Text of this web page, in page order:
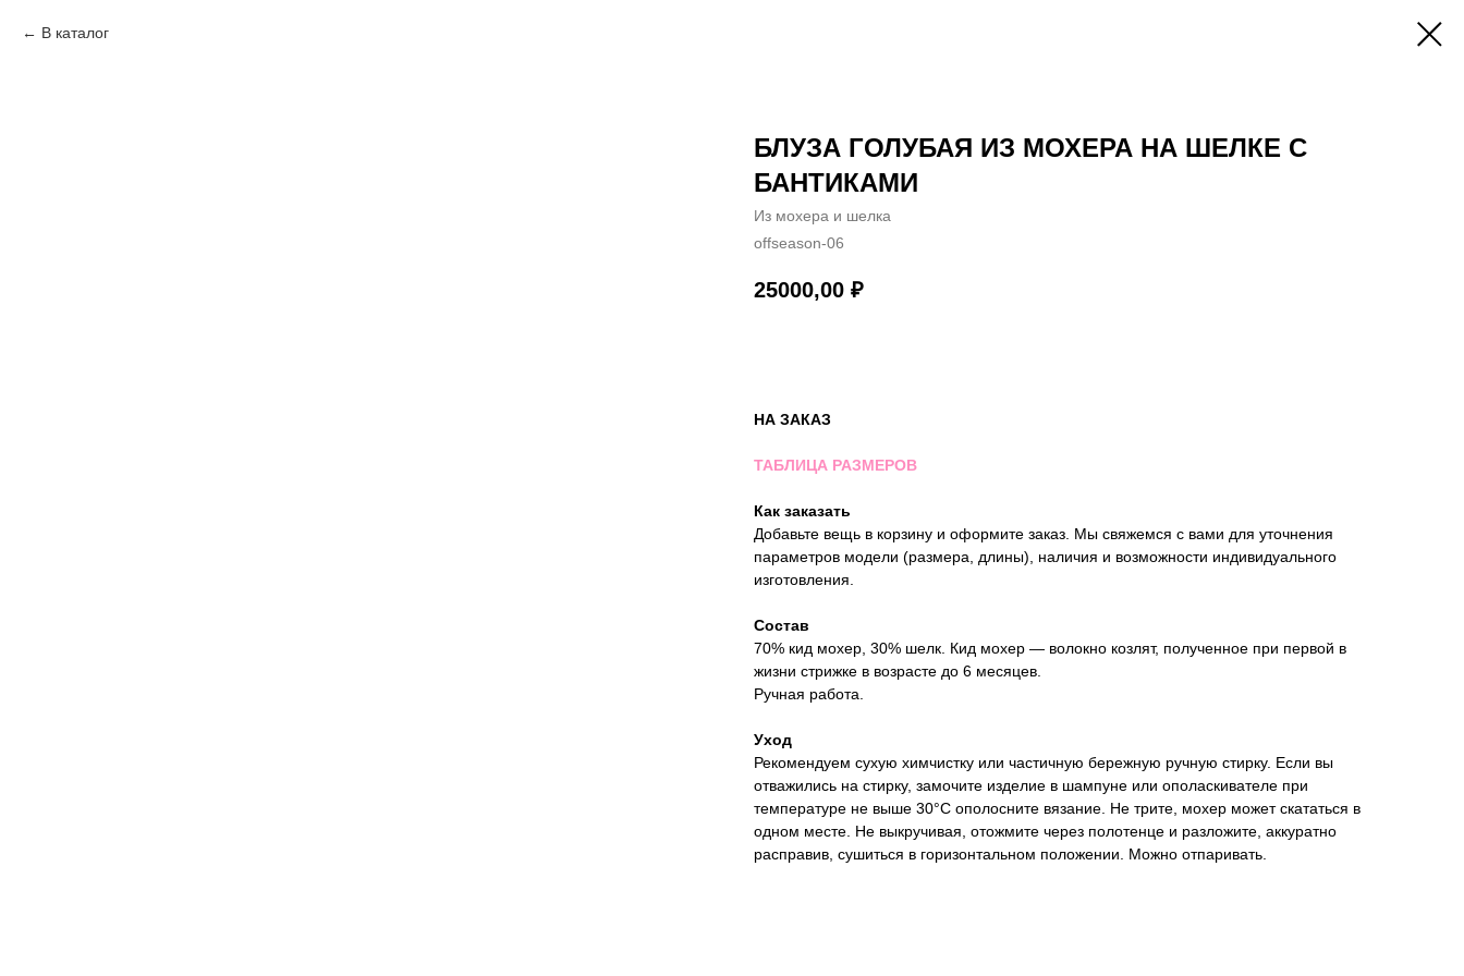
В каталог
БЛУЗА ГОЛУБАЯ ИЗ МОХЕРА НА ШЕЛКЕ С
БАНТИКАМИ
Из мохера и шелка
offseason-06
25000,00 ₽
НА ЗАКАЗ
ТАБЛИЦА РАЗМЕРОВ
Как заказать
Добавьте вещь в корзину и оформите заказ. Мы свяжемся с вами для уточнения
параметров модели (размера, длины), наличия и возможности индивидуального
изготовления.
Состав
70% кид мохер, 30% шелк. Кид мохер — волокно козлят, полученное при первой в
жизни стрижке в возрасте до 6 месяцев.
Ручная работа.
Уход
Рекомендуем сухую химчистку или частичную бережную ручную стирку. Если вы
отважились на стирку, замочите изделие в шампуне или ополаскивателе при
температуре не выше 30°C ополосните вязание. Не трите, мохер может скататься в
одном месте. Не выкручивая, отожмите через полотенце и разложите, аккуратно
расправив, сушиться в горизонтальном положении. Можно отпаривать.